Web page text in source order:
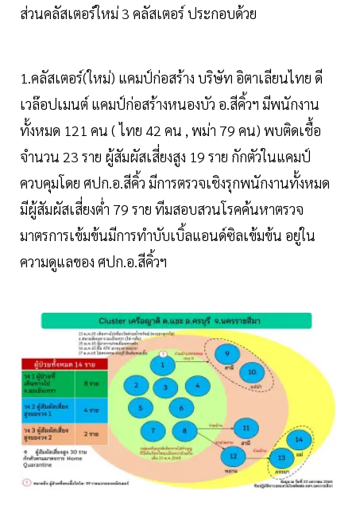
ส่วนคลัสเตอร์ใหม่ 3 คลัสเตอร์ ประกอบด้วย
1.คลัสเตอร์(ใหม่) แคมป์ก่อสร้าง บริษัท อิตาเลียนไทย ดี
เวล๊อปเมนต์ แคมป์ก่อสร้างหนองบัว อ.สีคิ้วฯ มีพนักงาน
ทั้งหมด 121 คน ( ไทย 42 คน , พม่า 79 คน) พบติดเชื้อ
จำนวน 23 ราย ผู้สัมผัสเสี่ยงสูง 19 ราย กักตัวในแคมป์
ควบคุมโดย ศปก.อ.สีคิ้ว มีการตรวจเชิงรุกพนักงานทั้งหมด
มีผู้สัมผัสเสี่ยงต่ำ 79 ราย ทีมสอบสวนโรคค้นหาตรวจ
มาตรการเข้มข้นมีการทำบับเบิ้ลแอนด์ซิลเข้มข้น อยู่ใน
ความดูแลของ ศปก.อ.สีคิ้วฯ